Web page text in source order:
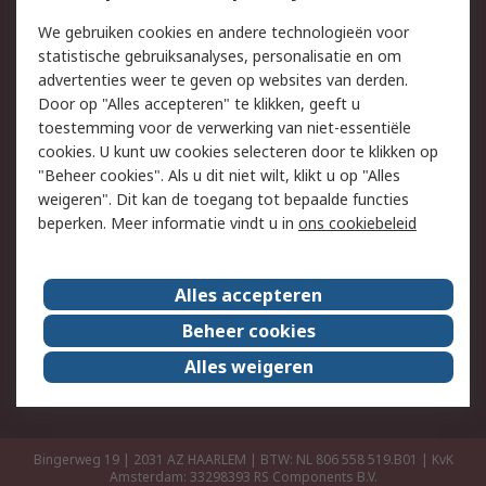
Track & Trace
Wettelijk
Cookiebeleid
Email veiligheid
Privacybeleid
Websitevoorwaarden
Algemene
verkoopvoorwaarden
Over RS
RS Group
Over ons
RS wereldwijd
Werken bij RS
ESG
Bingerweg 19 | 2031 AZ HAARLEM | BTW: NL 806 558 519.B01 | KvK
Amsterdam: 33298393 RS Components B.V.
We gebruiken cookies en andere technologieën voor
statistische gebruiksanalyses, personalisatie en om
advertenties weer te geven op websites van derden.
Door op "Alles accepteren" te klikken, geeft u
toestemming voor de verwerking van niet-essentiële
cookies. U kunt uw cookies selecteren door te klikken op
"Beheer cookies". Als u dit niet wilt, klikt u op "Alles
weigeren". Dit kan de toegang tot bepaalde functies
beperken. Meer informatie vindt u in ons cookiebeleid
Alles accepteren
Beheer cookies
Alles weigeren